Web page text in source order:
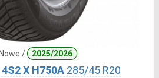
/ 2025/2026
X H750A 285/45 R20